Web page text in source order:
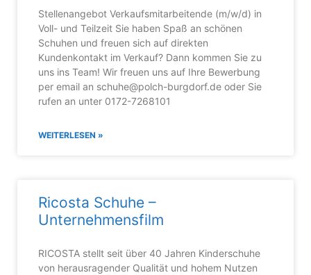
Stellenangebot Verkaufsmitarbeitende (m/w/d) in
Voll- und Teilzeit Sie haben Spaß an schönen
Schuhen und freuen sich auf direkten
Kundenkontakt im Verkauf? Dann kommen Sie zu
uns ins Team! Wir freuen uns auf Ihre Bewerbung
per email an schuhe@polch-burgdorf.de oder Sie
rufen an unter 0172-7268101
WEITERLESEN »
Ricosta Schuhe –
Unternehmensfilm
RICOSTA stellt seit über 40 Jahren Kinderschuhe
von herausragender Qualität und hohem Nutzen